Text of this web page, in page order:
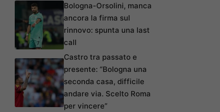
Bologna-Orsolini, manca
ancora la firma sul
rinnovo: spunta una last
call
Castro tra passato e
presente: “Bologna una
seconda casa, difficile
andare via. Scelto Roma
per vincere”